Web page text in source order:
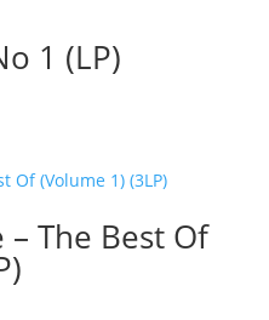
1 (LP)
The Best Of